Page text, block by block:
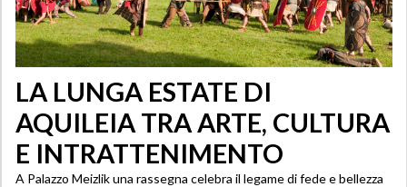
LA LUNGA ESTATE DI
AQUILEIA TRA ARTE, CULTURA
E INTRATTENIMENTO
A Palazzo Meizlik una rassegna celebra il legame di fede e bellezza